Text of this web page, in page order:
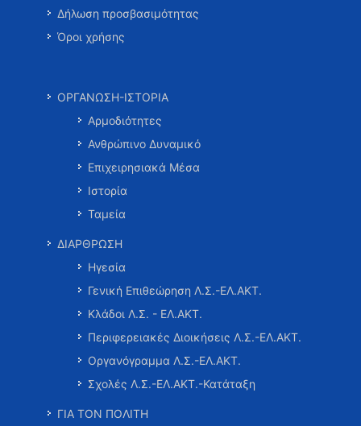
Δήλωση προσβασιμότητας
Όροι χρήσης
ΟΡΓΑΝΩΣΗ-ΙΣΤΟΡΙΑ
Αρμοδιότητες
Ανθρώπινο Δυναμικό
Επιχειρησιακά Μέσα
Ιστορία
Ταμεία
ΔΙΑΡΘΡΩΣΗ
Ηγεσία
Γενική Επιθεώρηση Λ.Σ.-ΕΛ.ΑΚΤ.
Κλάδοι Λ.Σ. - ΕΛ.ΑΚΤ.
Περιφερειακές Διοικήσεις Λ.Σ.-ΕΛ.ΑΚΤ.
Οργανόγραμμα Λ.Σ.-ΕΛ.ΑΚΤ.
Σχολές Λ.Σ.-ΕΛ.ΑΚΤ.-Κατάταξη
ΓΙΑ ΤΟΝ ΠΟΛΙΤΗ